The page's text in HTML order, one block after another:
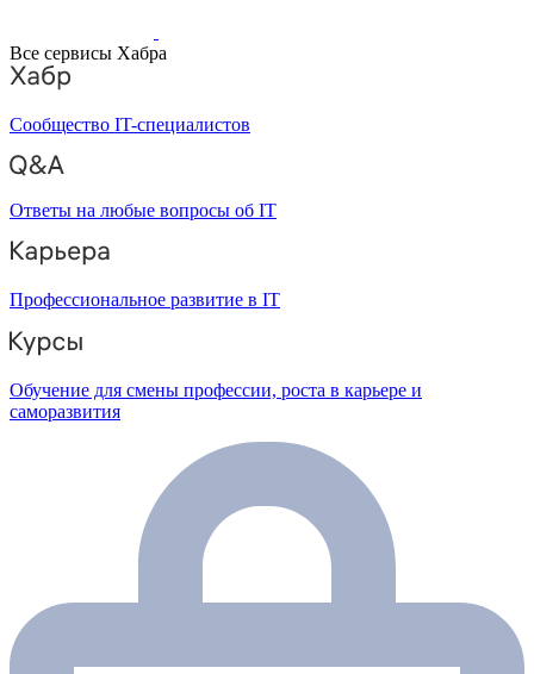
Все сервисы Хабра
Сообщество IT-специалистов
Ответы на любые вопросы об IT
Профессиональное развитие в IT
Обучение для смены профессии, роста в карьере и
саморазвития